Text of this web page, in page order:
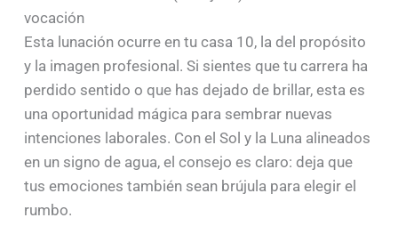
vocación
Esta lunación ocurre en tu casa 10, la del propósito
y la imagen profesional. Si sientes que tu carrera ha
perdido sentido o que has dejado de brillar, esta es
una oportunidad mágica para sembrar nuevas
intenciones laborales. Con el Sol y la Luna alineados
en un signo de agua, el consejo es claro: deja que
tus emociones también sean brújula para elegir el
rumbo.